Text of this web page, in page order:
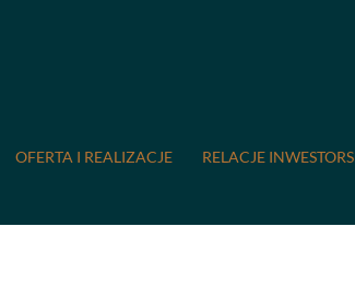
OFERTA I REALIZACJE RELACJE
listu